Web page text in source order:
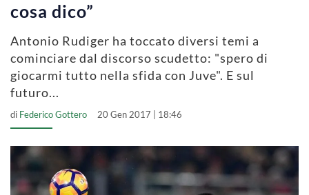
cosa dico”
Antonio Rudiger ha toccato diversi temi a
cominciare dal discorso scudetto: "spero di
giocarmi tutto nella sfida con Juve". E sul
futuro...
di Federico Gottero 20 Gen 2017 | 18:46